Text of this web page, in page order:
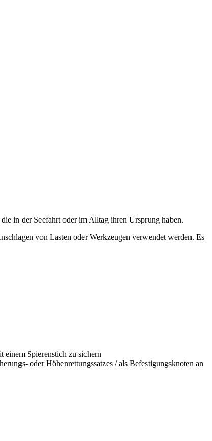
in der Seefahrt oder im Alltag ihren Ursprung haben.
von Lasten oder Werkzeugen verwendet werden. Es
einem Spierenstich zu sichern
oder Höhenrettungssatzes / als Befestigungsknoten an